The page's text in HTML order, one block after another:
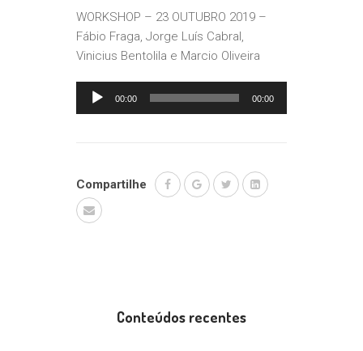
WORKSHOP – 23 OUTUBRO 2019 –
Fábio Fraga, Jorge Luís Cabral,
Vinicius Bentolila e Marcio Oliveira
Tocador
00:00 00:00
Compartilhe
Conteúdos recentes